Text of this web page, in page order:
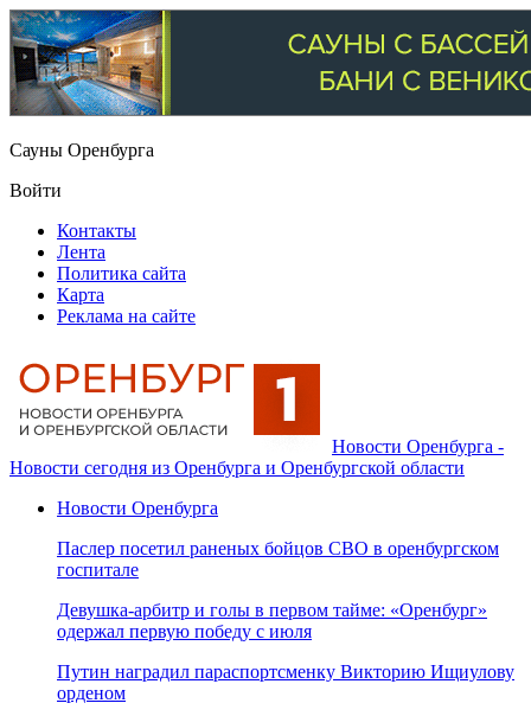
Сауны Оренбурга
Войти
Контакты
Лента
Политика сайта
Карта
Реклама на сайте
Новости Оренбурга -
Новости сегодня из Оренбурга и Оренбургской области
Новости Оренбурга
Паслер посетил раненых бойцов СВО в оренбургском
госпитале
Девушка-арбитр и голы в первом тайме: «Оренбург»
одержал первую победу с июля
Путин наградил параспортсменку Викторию Ищиулову
орденом